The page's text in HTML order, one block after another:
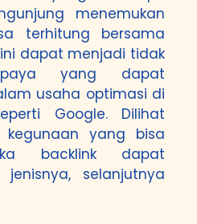
menemukan
terhitung bersama
dapat menjadi tidak
yang dapat
usaha optimasi di
Google. Dilihat
yang bisa
backlink dapat
selanjutnya